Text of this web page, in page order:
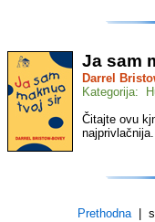
Ja sam
Darrel
Kategorija:
Čitajte ovu
Prethodna|